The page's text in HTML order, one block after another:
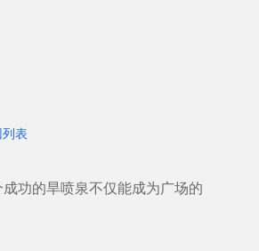
表
功的旱喷泉不仅能成为广场的